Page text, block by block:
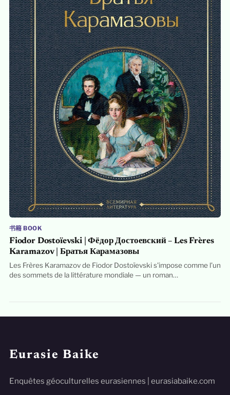
书籍 BOOK
Fiodor Dostoïevski | Фёдор Достоевский – Les Frères
Karamazov | Братья Карамазовы
Les Frères Karamazov de Fiodor Dostoïevski s'impose comme l'un
des sommets de la littérature mondiale — un roman…
Eurasie Baike
Enquêtes géoculturelles eurasiennes | eurasiabaike.com